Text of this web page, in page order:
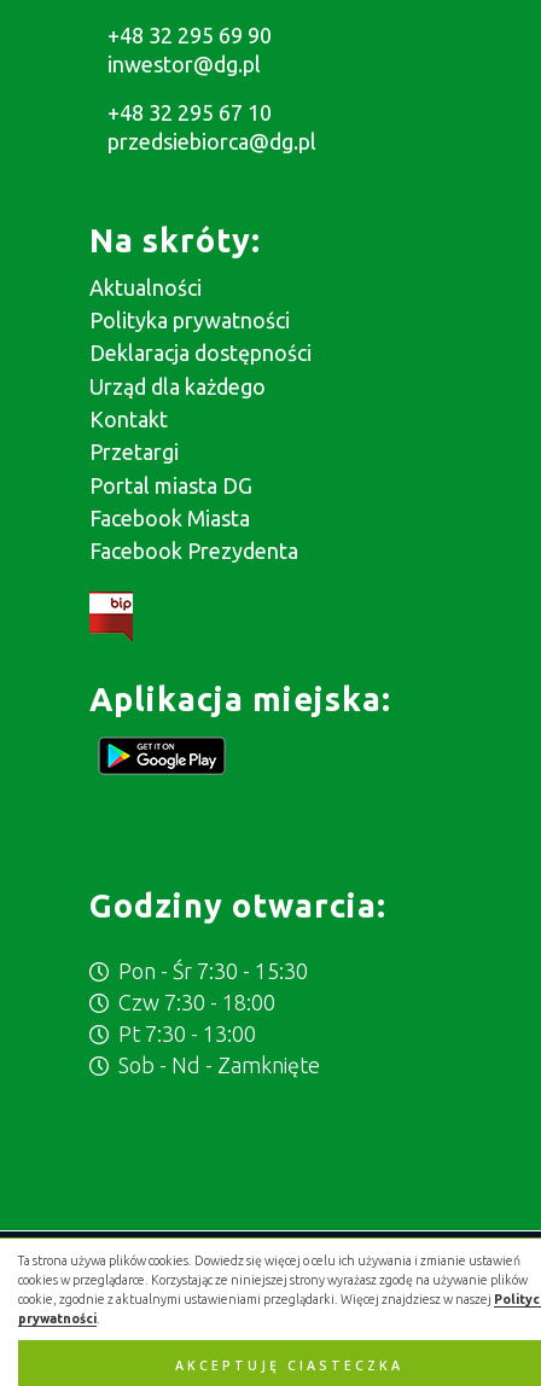
Ta strona używa plików cookies. Dowiedz się więcej o celu ich używania i zmianie ustawień
cookies w przeglądarce. Korzystając ze niniejszej strony wyrażasz zgodę na używanie plików
cookie, zgodnie z aktualnymi ustawieniami przeglądarki. Więcej znajdziesz w naszej
prywatności
AKCEPTUJĘ CIASTECZKA
+48 32 295 69 90
inwestor@dg.pl
+48 32 295 67 10
przedsiebiorca@dg.pl
Na skróty:
Aktualności
Polityka prywatności
Deklaracja dostępności
Urząd dla każdego
Kontakt
Przetargi
Portal miasta DG
Facebook Miasta
Facebook Prezydenta
Aplikacja miejska:
Godziny otwarcia:
Pon - Śr 7:30 - 15:30
Czw 7:30 - 18:00
Pt 7:30 - 13:00
Sob - Nd - Zamknięte
Projekt i wykonanie:.gold studio digital